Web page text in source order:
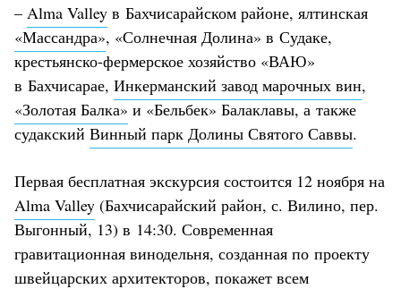
– Alma Valley в Бахчисарайском районе, ялтинская
«Массандра», «Солнечная Долина» в Судаке,
крестьянско-фермерское хозяйство «ВАЮ»
в Бахчисарае, Инкерманский завод марочных вин,
«Золотая Балка» и «Бельбек» Балаклавы, а также
судакский Винный парк Долины Святого Саввы.
Первая бесплатная экскурсия состоится 12 ноября на
Alma Valley (Бахчисарайский район, с. Вилино, пер.
Выгонный, 13) в 14:30. Современная
гравитационная винодельня, созданная по проекту
швейцарских архитекторов, покажет всем